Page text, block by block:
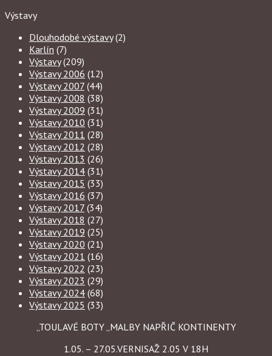
Výstavy
Dlouhodobé výstavy(2)
Karlín (7)
Výstavy(209)
Výstavy 2006 (12)
Výstavy 2007 (44)
Výstavy 2008 (38)
Výstavy 2009 (31)
Výstavy 2010 (31)
Výstavy 2011 (28)
Výstavy 2012 (28)
Výstavy 2013 (26)
Výstavy 2014 (31)
Výstavy 2015 (33)
Výstavy 2016 (37)
Výstavy 2017 (34)
Výstavy 2018 (27)
Výstavy 2019 (25)
Výstavy 2020 (21)
Výstavy 2021 (16)
Výstavy 2022 (23)
Výstavy 2023 (29)
Výstavy 2024 (68)
Výstavy 2025 (33)
„TOULAVÉ BOTY „MALBY NAPŘIČ KONTINENTY
1.05. – 27.05.VERNISAŽ 2.05 V 18H